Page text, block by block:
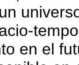
en el